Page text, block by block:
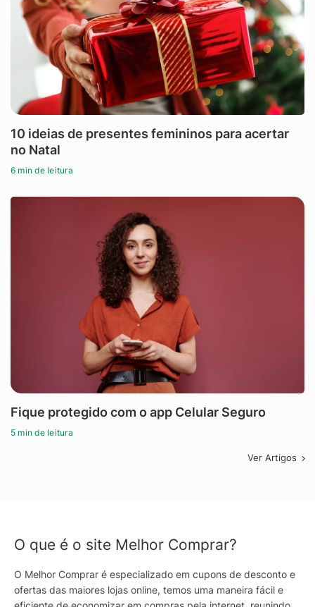
10 ideias de presentes femininos para acertar
no Natal
6 min de leitura
Fique protegido com o app Celular Seguro
5 min de leitura
Ver Artigos
O que é o site Melhor Comprar?
O Melhor Comprar é especializado em cupons de desconto e
ofertas das maiores lojas online, temos uma maneira fácil e